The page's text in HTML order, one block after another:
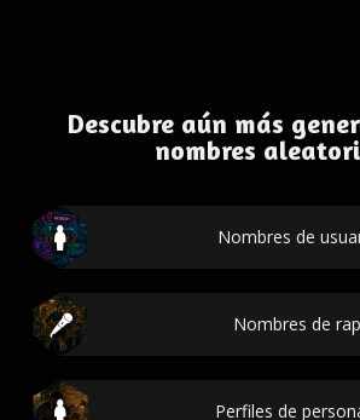
Descubre aún más
nombres
Nombres de
Nombres de rap
Perfiles de